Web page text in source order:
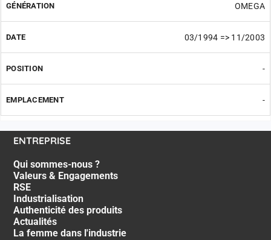
OMEGA
03/1994 => 11/2003
-
-
ENTREPRISE
Qui sommes-nous ?
Valeurs & Engagements
RSE
Industrialisation
Authenticité des produits
Actualités
La femme dans l'industrie